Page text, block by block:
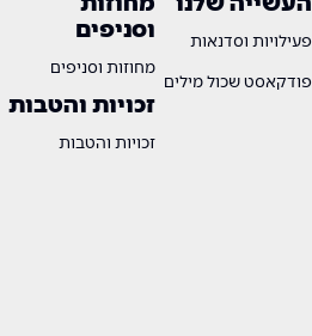
וסניפים
מחוזות וסניפים
זכויות והטבות
זכויות והטבות
פעילויות וסדנאות
פודקאסט שכול מילים